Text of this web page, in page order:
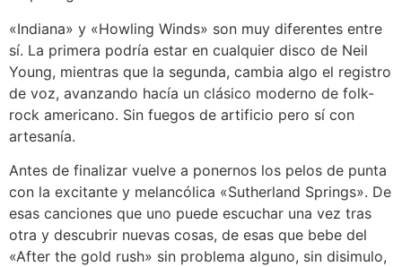
«Indiana» y «Howling Winds» son muy diferentes entre
sí. La primera podría estar en cualquier disco de Neil
Young, mientras que la segunda, cambia algo el registro
de voz, avanzando hacía un clásico moderno de folk-
rock americano. Sin fuegos de artificio pero sí con
artesanía.
Antes de finalizar vuelve a ponernos los pelos de punta
con la excitante y melancólica «Sutherland Springs». De
esas canciones que uno puede escuchar una vez tras
otra y descubrir nuevas cosas, de esas que bebe del
«After the gold rush» sin problema alguno, sin disimulo,